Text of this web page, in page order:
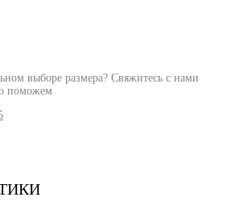
выборе размера? Свяжитесь с нами
поможем